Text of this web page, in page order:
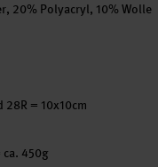
20% Polyacryl, 10% Wolle
28R = 10x10cm
ca. 450g